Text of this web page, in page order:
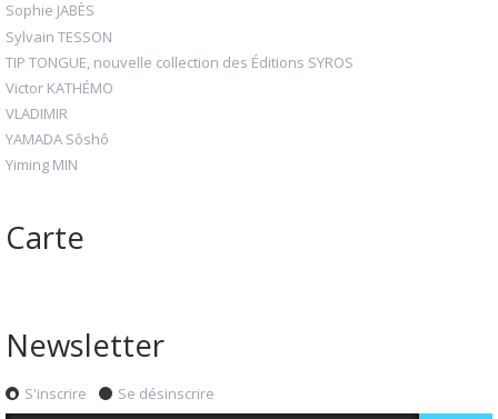
Sophie JABÈS
Sylvain TESSON
TIP TONGUE, nouvelle collection des Éditions SYROS
Victor KATHÉMO
VLADIMIR
YAMADA Sôshô
Yiming MIN
Carte
Newsletter
S'inscrire Se désinscrire